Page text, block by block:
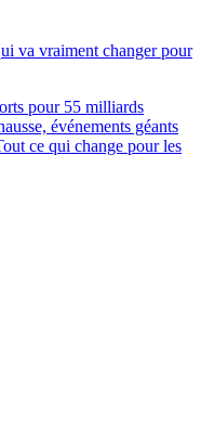
va vraiment changer pour
pour 55 milliards
événements géants
ce qui change pour les